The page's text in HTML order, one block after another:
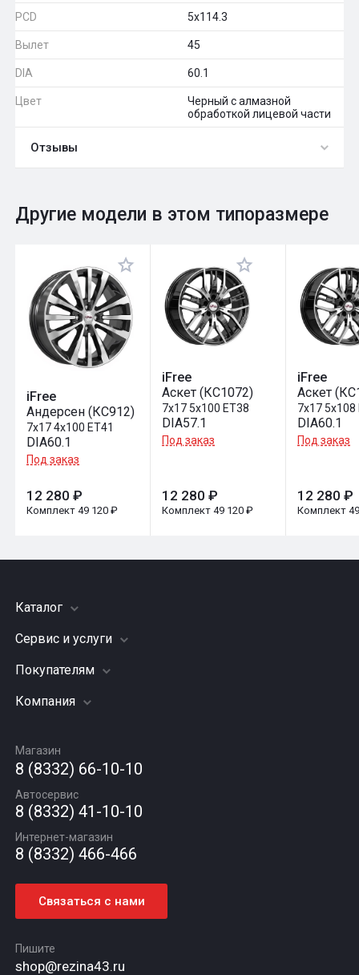
PCD 5x114.3
Вылет 45
DIA 60.1
Цвет
Черный с алмазной
обработкой лицевой части
Отзывы
Оставить отзыв
Общий рейтинг 0
Другие модели в этом типоразмере
iFree
Андерсен (КС912)
7x17 4x100 ET41
DIA60.1
Под заказ
12 280 ₽
Комплект 49 120 ₽
iFree
Аскет (КС1072)
7x17 5x100 ET38
DIA57.1
Под заказ
12 280 ₽
Комплект 49 120 ₽
iFree
Аскет
7x17 5x108
DIA60.1
Под заказ
12 280 ₽
Комплект
Каталог
Шины
Грузовые шины
Диски
Автомасла
Сервис и услуги
Заправка кондиционера
Подвеска (ходовая часть)
Шиномонтаж
Покупателям
Акции
Гарантии и возврат
Компания
Вакансии
Новости
Статьи
Контакты
Магазин
8 (8332) 66-10-10
Автосервис
8 (8332) 41-10-10
Интернет-магазин
8 (8332) 466-466
Связаться с нами
Пишите
shop@rezina43.ru